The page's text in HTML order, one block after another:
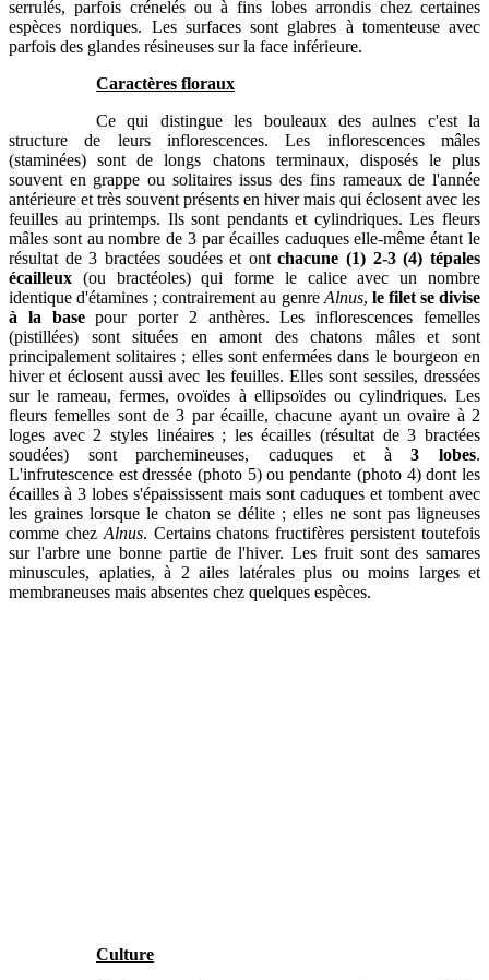
serrulés, parfois crénelés ou à fins lobes arrondis chez certaines
espèces nordiques. Les surfaces sont glabres à tomenteuse avec
parfois des glandes résineuses sur la face inférieure.
Caractères floraux
Ce qui distingue les bouleaux des aulnes c'est la
structure de leurs inflorescences. Les inflorescences mâles
(staminées) sont de longs chatons terminaux, disposés le plus
souvent en grappe ou solitaires issus des fins rameaux de l'année
antérieure et très souvent présents en hiver mais qui éclosent avec les
feuilles au printemps. Ils sont pendants et cylindriques. Les fleurs
mâles sont au nombre de 3 par écailles caduques elle-même étant le
résultat de 3 bractées soudées et ontchacune (1) 2-3 (4) tépales
écailleux (ou bractéoles) qui forme le calice avec un nombre
identique d'étamines ; contrairement au genre Alnus, le filet se divise
à la basepour porter 2 anthères. Les inflorescences femelles
(pistillées) sont situées en amont des chatons mâles et sont
principalement solitaires ; elles sont enfermées dans le bourgeon en
hiver et éclosent aussi avec les feuilles. Elles sont sessiles, dressées
sur le rameau, fermes, ovoïdes à ellipsoïdes ou cylindriques. Les
fleurs femelles sont de 3 par écaille, chacune ayant un ovaire à 2
loges avec 2 styles linéaires ; les écailles (résultat de 3 bractées
soudées) sont parchemineuses, caduques et à3 lobes.
L'infrutescence est dressée (photo 5) ou pendante (photo 4) dont les
écailles à 3 lobes s'épaississent mais sont caduques et tombent avec
les graines lorsque le chaton se délite ; elles ne sont pas ligneuses
comme chez Alnus. Certains chatons fructifères persistent toutefois
sur l'arbre une bonne partie de l'hiver. Les fruit sont des samares
minuscules, aplaties, à 2 ailes latérales plus ou moins larges et
membraneuses mais absentes chez quelques espèces.
Culture